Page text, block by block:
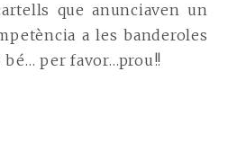
que anunciaven un
a les banderoles
bé… per favor…prou!!